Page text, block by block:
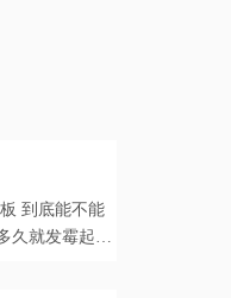
到底能不能
久就发霉起